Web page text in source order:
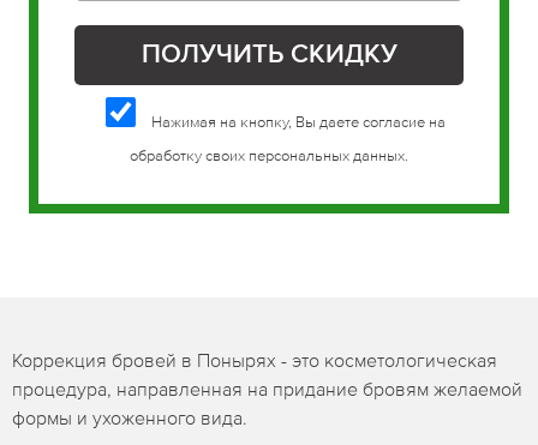
Нажимая на кнопку, Вы даете согласие на
обработку своих персональных данных.
Коррекция бровей в Понырях - это косметологическая
процедура, направленная на придание бровям желаемой
формы и ухоженного вида.